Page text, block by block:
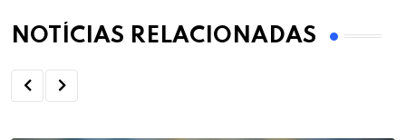
NOTÍCIAS RELACIONADAS